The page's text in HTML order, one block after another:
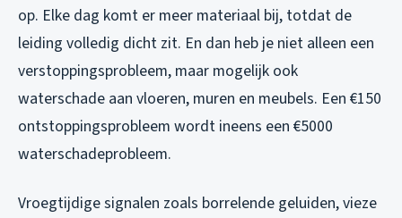
op. Elke dag komt er meer materiaal bij, totdat de
leiding volledig dicht zit. En dan heb je niet alleen een
verstoppingsprobleem, maar mogelijk ook
waterschade aan vloeren, muren en meubels. Een €150
ontstoppingsprobleem wordt ineens een €5000
waterschadeprobleem.
Vroegtijdige signalen zoals borrelende geluiden, vieze